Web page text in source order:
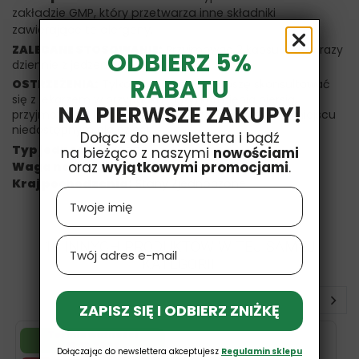
zakładzie GMP, który przetwarza inne składniki
zawierające te alergeny.
ZALECANE STOSOWANIE:
Przyjmować 2 kapsułki dwa razy
dziennie z jedzeniem.
OSTRZEŻENIA:
Tylko dla dorosłych. Proszę skonsultować
się z lekarzem w przypadku ciąży/karmienia piersią,
przyjmowania leków lub chorób. Przechowywać w miejscu
niedostępnym dla dzieci.
Typ jednostki:Vcaps
Waga netto:70 g
Kraj pochodzenia:Stany Zjednoczone
16 INNYCH PRODUKTÓW W TEJ SAMEJ
KATEGORII:
Termin ważności
12.12.2026
ODBIERZ 5%
RABATU
NA PIERWSZE ZAKUPY!
Dołącz do newslettera i bądź
na bieżąco z naszymi nowościami
oraz wyjątkowymi promocjami.
Name
Email
ZAPISZ SIĘ I ODBIERZ ZNIŻKĘ
Dołączając do newslettera akceptujesz Regulamin sklepu